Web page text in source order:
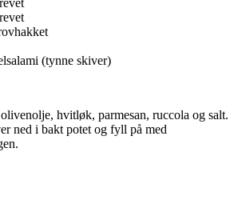
(tynne skiver)
hvitløk, parmesan, ruccola og salt.
ned i bakt potet og fyll på med